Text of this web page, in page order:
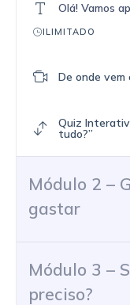
Olá! Vamos
ILIMITADO
De onde vem
Quiz
tudo?”
Módulo 2 –
gastar
Módulo 3 –
preciso?